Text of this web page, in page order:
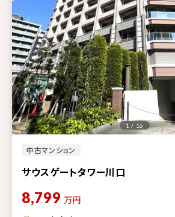
中古マンション
サウスゲートタワー川口
1 / 16
8,799 万円